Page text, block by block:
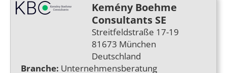
Kemény Boehme
Consultants SE
Streitfeldstraße 17-19
81673 München
Deutschland
Branche: Unternehmensberatung